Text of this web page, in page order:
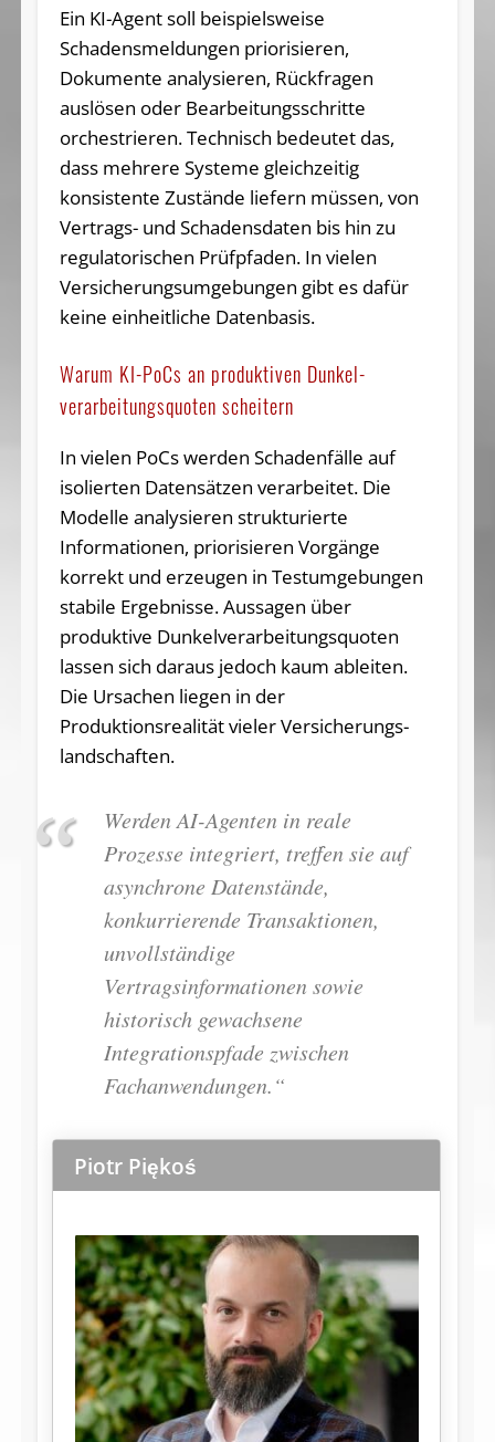
Ein KI-Agent soll beispielsweise
Schadensmeldungen priorisieren,
Dokumente analysieren, Rückfragen
auslösen oder Bearbeitungsschritte
orchestrieren. Technisch bedeutet das,
dass mehrere Systeme gleichzeitig
konsistente Zustände liefern müssen, von
Vertrags- und Schadensdaten bis hin zu
regulatorischen Prüfpfaden. In vielen
Versicherungsumgebungen gibt es dafür
keine einheitliche Datenbasis.
Warum KI-PoCs an produktiven Dunkel­
verarbeitungs­quoten scheitern
In vielen PoCs werden Schadenfälle auf
isolierten Datensätzen verarbeitet. Die
Modelle analysieren strukturierte
Informationen, priorisieren Vorgänge
korrekt und erzeugen in Testumgebungen
stabile Ergebnisse. Aussagen über
produktive Dunkel­verarbeitungs­quoten
lassen sich daraus jedoch kaum ableiten.
Die Ursachen liegen in der
Produktionsrealität vieler Versicherungs­
landschaften.
Werden AI-Agenten in reale
Prozesse integriert, treffen sie auf
asynchrone Datenstände,
konkurrierende Transaktionen,
unvollständige
Vertragsinformationen sowie
historisch gewachsene
Integrationspfade zwischen
Fachanwendungen.“
Piotr Piękoś